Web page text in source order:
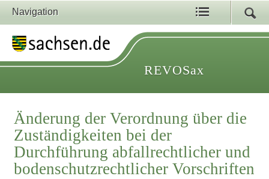
Navigation
REVOSax
Änderung der Verordnung über die
Zuständigkeiten bei der
Durchführung abfallrechtlicher und
bodenschutzrechtlicher Vorschriften